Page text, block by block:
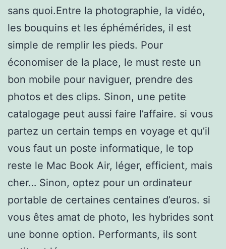
sans quoi.Entre la photographie, la vidéo,
les bouquins et les éphémérides, il est
simple de remplir les pieds. Pour
économiser de la place, le must reste un
bon mobile pour naviguer, prendre des
photos et des clips. Sinon, une petite
catalogage peut aussi faire l’affaire. si vous
partez un certain temps en voyage et qu’il
vous faut un poste informatique, le top
reste le Mac Book Air, léger, efficient, mais
cher… Sinon, optez pour un ordinateur
portable de certaines centaines d’euros. si
vous êtes amat de photo, les hybrides sont
une bonne option. Performants, ils sont